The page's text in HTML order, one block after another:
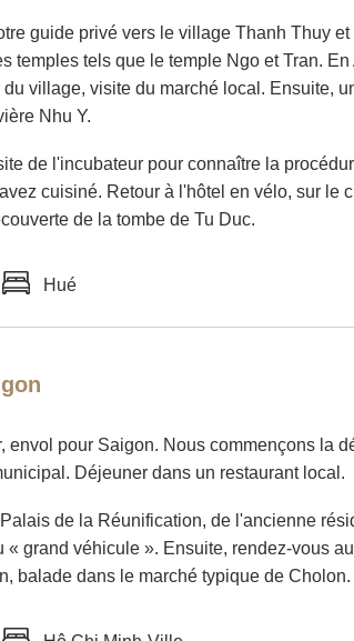
guide privé vers le village Thanh Thuy
temples tels que le temple Ngo et Tran.
village, visite du marché local. Ensuite,
Nhu Y.
de l'incubateur pour connaître la
cuisiné. Retour à l'hôtel en vélo, sur
de la tombe de Tu Duc.
Hué
envol pour Saigon. Nous commençons la
Déjeuner dans un restaurant local.
de la Réunification, de l'ancienne
« grand véhicule ». Ensuite, rendez-vous
balade dans le marché typique de